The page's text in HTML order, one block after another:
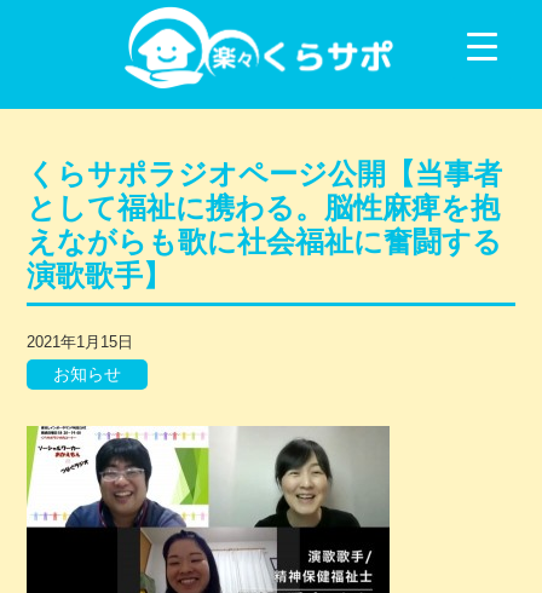
コンテンツに移動
くらサポラジオページ公開【当事者
として福祉に携わる。脳性麻痺を抱
えながらも歌に社会福祉に奮闘する
演歌歌手】
2021年1月15日
お知らせ